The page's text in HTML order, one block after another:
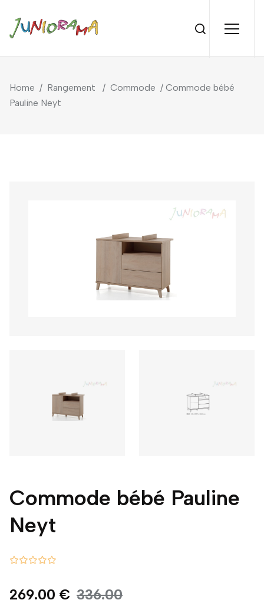
Home / Rangement / Commode / Commode bébé
Pauline Neyt
Commode bébé Pauline
Neyt
269.00 € 336.00